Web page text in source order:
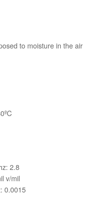
to moisture in the air
2.8
v/mil
0.0015